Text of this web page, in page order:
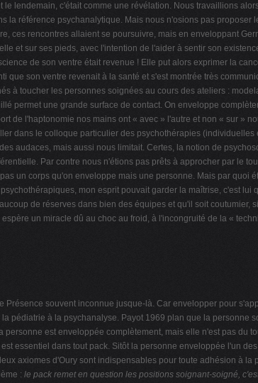
lendemain, c'était comme une révélation. Nous travaillions
la référence psychanalytique. Mais nous n'osions pas proposer
ces rencontres allaient se poursuivre, mais en enveloppant
et sur ses pieds, avec l'intention de l'aider à sentir son
de son ventre était revenue ! Elle put alors exprimer la
son ventre revenait à la santé et s'est montrée très
à toucher les personnes soignées au cours des ateliers :
permet une grande surface de contact. On enveloppe
de l'haptonomie nos mains ont « avec » l'autre et non « sur »
dans le colloque particulier des psychothérapies (individuelles
audaces, mais aussi nous limitait. Certes, la notion de
Par contre nous n'étions pas prêts à approcher par le
un corps qu'on enveloppe mais une personne. Mais par quoi
mon esprit pouvait garder la maîtrise, c'est lui
de réserves dans bien des équipes et qu'il soit coutumier,
un miracle dû au choc au froid, à l'incongruité de la «
souvent inconnue jusque-là. Car envelopper pour
la pédiatrie à la psychanalyse. Payot 1969 plan que la personne
est enveloppée complètement, mais elle n'est pas du
essentiel dans tout pack. Sitôt la personne enveloppée l'un
axiomes d'Oury sont indispensables pour toute adhésion à la
: le pack remet en question les positions soignant-soigné,